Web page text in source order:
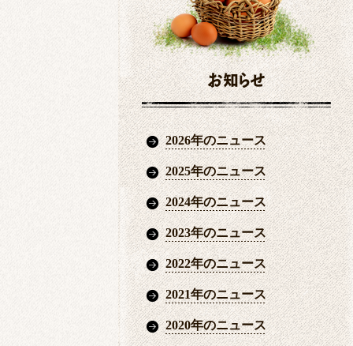
お知らせ
2026年のニュース
2025年のニュース
2024年のニュース
2023年のニュース
2022年のニュース
2021年のニュース
2020年のニュース